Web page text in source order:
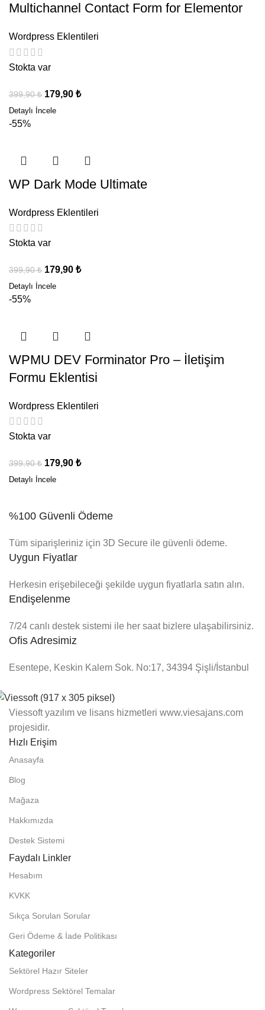
Multichannel Contact Form for Elementor
Wordpress Eklentileri
Stokta var
399,90₺ 179,90 ₺
-55%
WP Dark Mode Ultimate
Wordpress Eklentileri
Stokta var
399,90₺ 179,90 ₺
-55%
WPMU DEV Forminator Pro – İletişim
Formu Eklentisi
Wordpress Eklentileri
Stokta var
399,90₺ 179,90 ₺
%100 Güvenli Ödeme
Tüm siparişleriniz için 3D Secure ile güvenli ödeme.
Uygun Fiyatlar
Herkesin erişebileceği şekilde uygun fiyatlarla satın alın.
Endişelenme
7/24 canlı destek sistemi ile her saat bizlere ulaşabilirsiniz.
Ofis Adresimiz
Esentepe, Keskin Kalem Sok. No:17, 34394 Şişli/İstanbul
Viessoft yazılım ve lisans hizmetleri www.viesajans.com
projesidir.
Hızlı Erişim
Anasayfa
Blog
Mağaza
Hakkımızda
Destek Sistemi
Faydalı Linkler
Hesabım
KVKK
Sıkça Sorulan Sorular
Geri Ödeme & İade Politikası
Kategoriler
Sektörel Hazır Siteler
Wordpress Sektörel Temalar